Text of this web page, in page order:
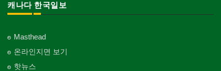
캐나다 한국일보
Masthead
온라인지면 보기
핫뉴스